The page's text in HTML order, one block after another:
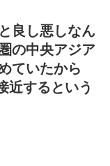
良し悪しなん
の中央アジア
ていたから
するという